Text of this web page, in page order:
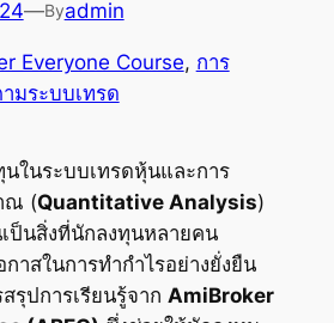
—Byadmin
Everyone Course, การ
มระบบเทรด
นในระบบเทรดหุ้นและการ
ณ (Quantitative Analysis)
เป็นสิ่งที่นักลงทุนหลายคน
กาสในการทำกำไรอย่างยั่งยืน
รุปการเรียนรู้จาก AmiBroker